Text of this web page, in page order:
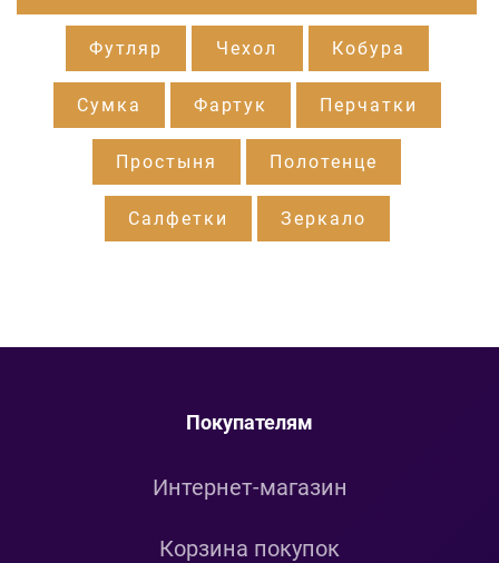
Футляр Чехол Кобура
Сумка Фартук Перчатки
Простыня Полотенце
Салфетки Зеркало
Покупателям
Интернет-магазин
Корзина покупок